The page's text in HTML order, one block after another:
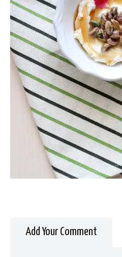
Add Your Comment